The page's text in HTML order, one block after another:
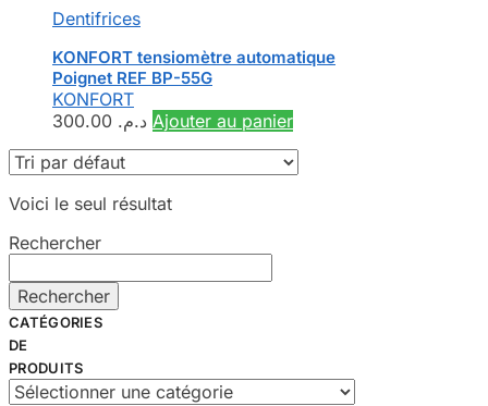
Dentifrices
KONFORT tensiomètre automatique
Poignet REF BP-55G
KONFORT
د.م. Ajouter au panier
Voici le seul résultat
Rechercher
Rechercher
CATÉGORIES
DE
PRODUITS